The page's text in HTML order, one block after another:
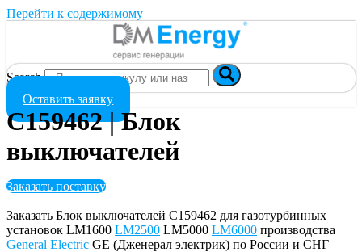
Перейти к содержимому
Search
Оставить заявку
C159462 | Блок
выключателей
Заказать поставку
Заказать Блок выключателей C159462 для газотурбинных
установок LM1600 LM2500 LM5000 LM6000 производства
General Electric GE (Дженерал электрик) по России и СНГ